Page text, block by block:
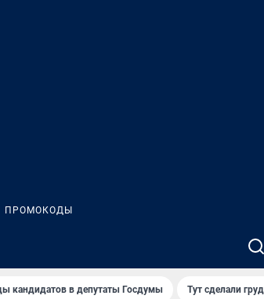
ПРОМОКОДЫ
кандидатов в депутаты Госдумы Тут сделали